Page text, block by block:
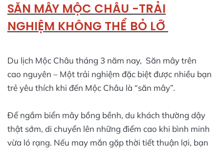
SĂN MÂY MỘC CHÂU -TRẢI
NGHIỆM KHÔNG THỂ BỎ LỠ
Du lịch Mộc Châu tháng 3 năm nay, Săn mây trên
cao nguyên – Một trải nghiệm đặc biệt được nhiều bạn
trẻ yêu thích khi đến Mộc Châu là “săn mây”.
Để ngắm biển mây bồng bềnh, du khách thường dậy
thật sớm, di chuyển lên những điểm cao khi bình minh
vừa ló rạng. Nếu may mắn gặp thời tiết thuận lợi, bạn